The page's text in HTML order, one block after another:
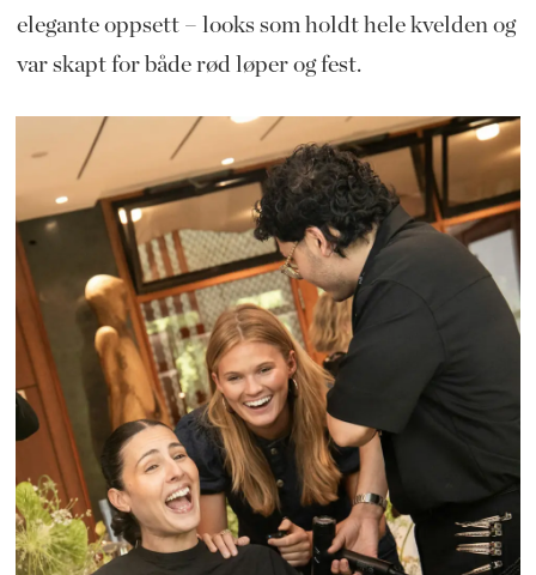
elegante oppsett – looks som holdt hele kvelden og
var skapt for både rød løper og fest.